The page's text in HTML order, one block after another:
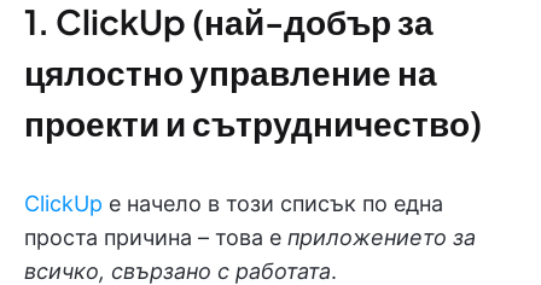
1. ClickUp (най-добър за
цялостно управление на
проекти и сътрудничество)
ClickUp е начело в този списък по една
проста причина – това е приложението за
всичко, свързано с работата.